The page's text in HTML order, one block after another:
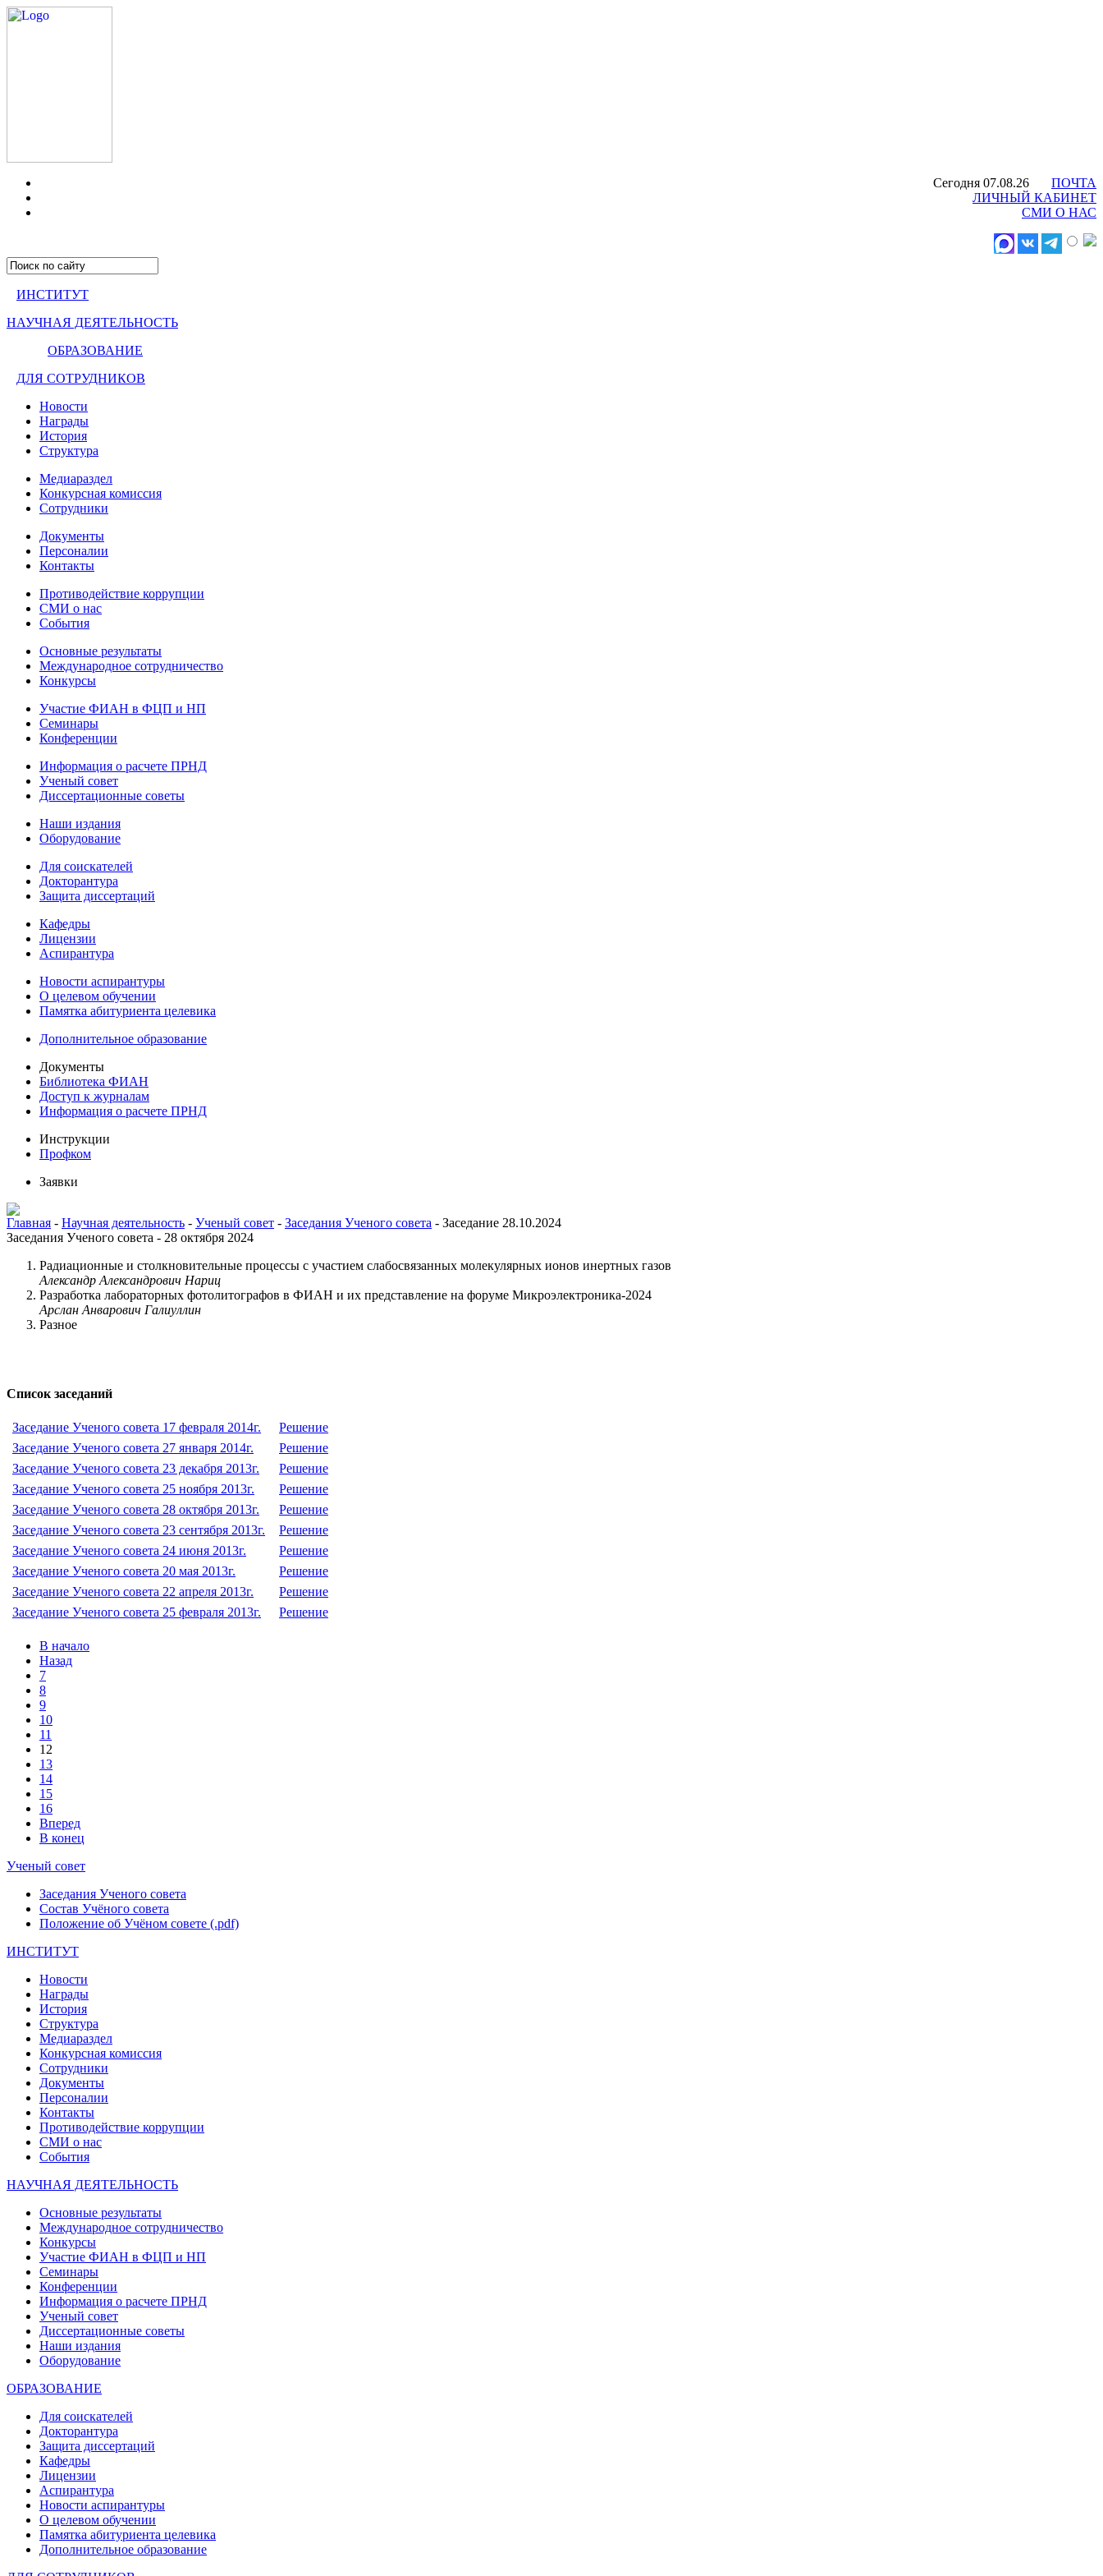
Сегодня 07.08.26
ПОЧТА
ЛИЧНЫЙ КАБИНЕТ
СМИ О НАС
ИНСТИТУТ
НАУЧНАЯ ДЕЯТЕЛЬНОСТЬ
ОБРАЗОВАНИЕ
ДЛЯ СОТРУДНИКОВ
Новости
Награды
История
Структура
Медиараздел
Конкурсная комиссия
Сотрудники
Документы
Персоналии
Контакты
Противодействие коррупции
СМИ о нас
События
Основные результаты
Международное сотрудничество
Конкурсы
Участие ФИАН в ФЦП и НП
Семинары
Конференции
Информация о расчете ПРНД
Ученый совет
Диссертационные советы
Наши издания
Оборудование
Для соискателей
Докторантура
Защита диссертаций
Кафедры
Лицензии
Аспирантура
Новости аспирантуры
О целевом обучении
Памятка абитуриента целевика
Дополнительное образование
Документы
Библиотека ФИАН
Доступ к журналам
Информация о расчете ПРНД
Инструкции
Профком
Заявки
Главная - Научная деятельность - Ученый совет - Заседания Ученого совета - Заседание 28.10.2024
Заседания Ученого совета - 28 октября 2024
Радиационные и столкновительные процессы с участием слабосвязанных молекулярных ионов инертных газов
Александр Александрович Нариц
Разработка лабораторных фотолитографов в ФИАН и их представление на форуме Микроэлектроника-2024
Арслан Анварович Галиуллин
Разное
Список заседаний
Заседание Ученого совета 17 февраля 2014г.
Решение
Заседание Ученого совета 27 января 2014г.
Решение
Заседание Ученого совета 23 декабря 2013г.
Решение
Заседание Ученого совета 25 ноября 2013г.
Решение
Заседание Ученого совета 28 октября 2013г.
Решение
Заседание Ученого совета 23 сентября 2013г.
Решение
Заседание Ученого совета 24 июня 2013г.
Решение
Заседание Ученого совета 20 мая 2013г.
Решение
Заседание Ученого совета 22 апреля 2013г.
Решение
Заседание Ученого совета 25 февраля 2013г.
Решение
В начало
Назад
7
8
9
10
11
12
13
14
15
16
Вперед
В конец
Ученый совет
Заседания Ученого совета
Состав Учёного совета
Положение об Учёном совете (.pdf)
ИНСТИТУТ
Новости
Награды
История
Структура
Медиараздел
Конкурсная комиссия
Сотрудники
Документы
Персоналии
Контакты
Противодействие коррупции
СМИ о нас
События
НАУЧНАЯ ДЕЯТЕЛЬНОСТЬ
Основные результаты
Международное сотрудничество
Конкурсы
Участие ФИАН в ФЦП и НП
Семинары
Конференции
Информация о расчете ПРНД
Ученый совет
Диссертационные советы
Наши издания
Оборудование
ОБРАЗОВАНИЕ
Для соискателей
Докторантура
Защита диссертаций
Кафедры
Лицензии
Аспирантура
Новости аспирантуры
О целевом обучении
Памятка абитуриента целевика
Дополнительное образование